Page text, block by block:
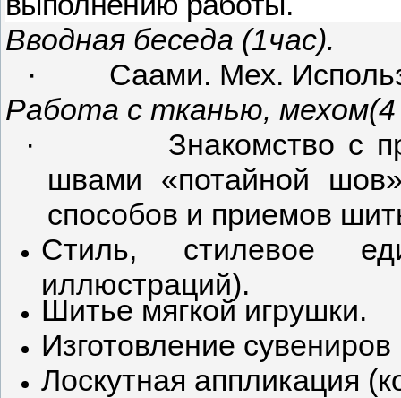
Вводная беседа (1час).
·
Саами. Мех.
Работа с тканью, мехом(4
·
Знакомство с
швами «потайной
способов и приемов
Стиль, стилевое
иллюстраций).
Шитье мягкой игрушки.
Изготовление
Лоскутная аппликация